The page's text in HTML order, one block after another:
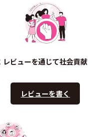
レビューを通じて社会貢献
レビューを書く